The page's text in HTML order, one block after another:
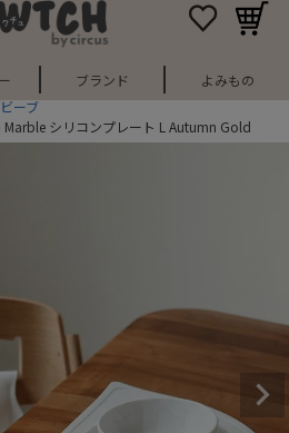
ブランド
よみもの
ーブ
Marble シリコンプレート L Autumn Gold